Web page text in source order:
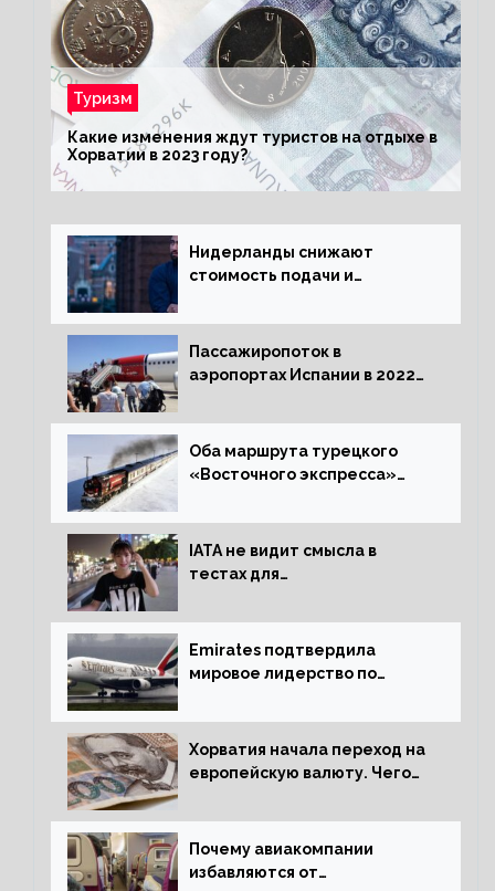
Туризм
Какие изменения ждут туристов на отдыхе в
Хорватии в 2023 году?
Нидерланды снижают
стоимость подачи и
жительство
Пассажиропоток в
аэропортах Испании в 2022
процентов
Оба маршрута турецкого
«Восточного экспресса»
IATA не видит смысла в
тестах для
Emirates подтвердила
мировое лидерство по
Хорватия начала переход на
европейскую валюту. Чего
Почему авиакомпании
избавляются от